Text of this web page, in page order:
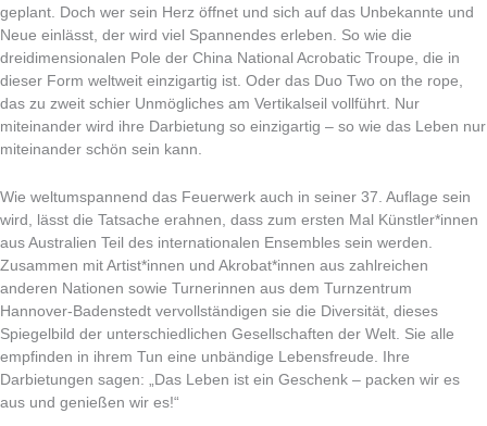
geplant. Doch wer sein Herz öffnet und sich auf das Unbekannte und
Neue einlässt, der wird viel Spannendes erleben. So wie die
dreidimensionalen Pole der China National Acrobatic Troupe, die in
dieser Form weltweit einzigartig ist. Oder das Duo Two on the rope,
das zu zweit schier Unmögliches am Vertikalseil vollführt. Nur
miteinander wird ihre Darbietung so einzigartig – so wie das Leben nur
miteinander schön sein kann.
Wie weltumspannend das Feuerwerk auch in seiner 37. Auflage sein
wird, lässt die Tatsache erahnen, dass zum ersten Mal Künstler*innen
aus Australien Teil des internationalen Ensembles sein werden.
Zusammen mit Artist*innen und Akrobat*innen aus zahlreichen
anderen Nationen sowie Turnerinnen aus dem Turnzentrum
Hannover-Badenstedt vervollständigen sie die Diversität, dieses
Spiegelbild der unterschiedlichen Gesellschaften der Welt. Sie alle
empfinden in ihrem Tun eine unbändige Lebensfreude. Ihre
Darbietungen sagen: „Das Leben ist ein Geschenk – packen wir es
aus und genießen wir es!“